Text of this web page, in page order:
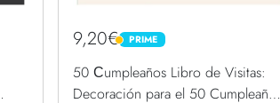
9,20€ PRIME
PRIME
50 Сumpleaños Libro de Visitas:
Decoración para el 50 Cumpleaños